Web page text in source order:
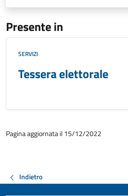
Presente in
SERVIZI
Tessera elettorale
Pagina aggiornata il 15/12/2022
Indietro